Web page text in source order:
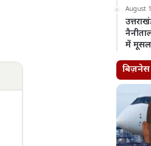
August
में
बिज़नेस